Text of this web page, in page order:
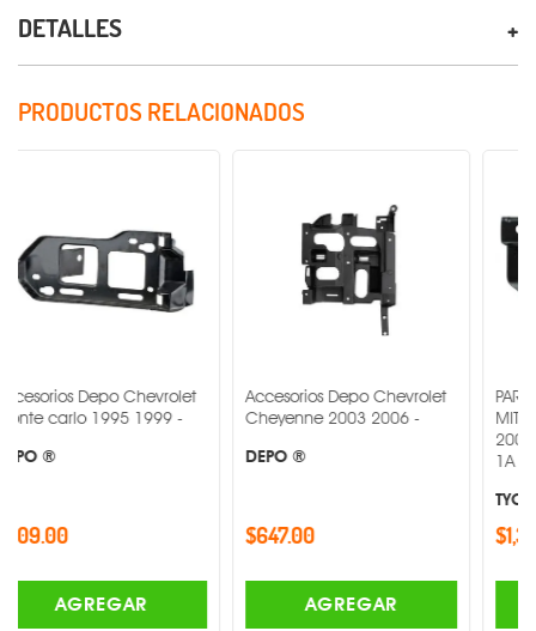
DETALLES
PRODUCTOS RELACIONADOS
Chevrolet
1995 1999 -
Accesorios Depo Chevrolet
Cheyenne 2003 2006 -
AGREGAR
PAR DE FARO DE
MITSUBISHI
2007 MR1-